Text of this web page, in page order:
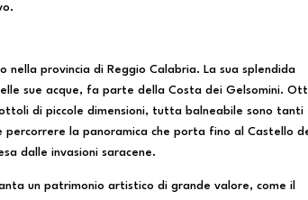
nella provincia di Reggio Calabria. La sua splendida
sue acque, fa parte della Costa dei Gelsomini.
di piccole dimensioni, tutta balneabile sono tanti
percorrere la panoramica che porta fino al Castello
dalle invasioni saracene.
un patrimonio artistico di grande valore, come il